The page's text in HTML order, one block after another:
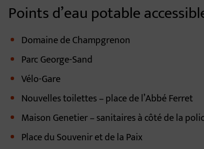
Points d’eau potable
Domaine de Champgrenon
Parc George-Sand
Vélo-Gare
Nouvelles toilettes – place de l’Abbé Ferret
Maison Genetier – sanitaires à côté de la
Place du Souvenir et de la Paix